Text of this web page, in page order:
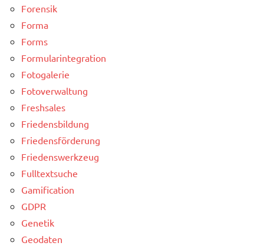
Forensik
Forma
Forms
Formularintegration
Fotogalerie
Fotoverwaltung
Freshsales
Friedensbildung
Friedensförderung
Friedenswerkzeug
Fulltextsuche
Gamification
GDPR
Genetik
Geodaten